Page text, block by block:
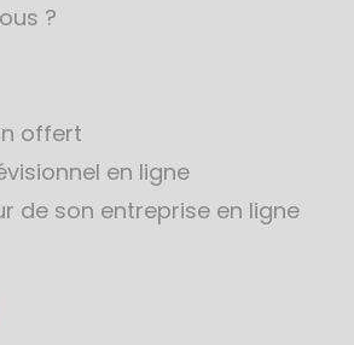
?
offert
en ligne
de son entreprise en ligne